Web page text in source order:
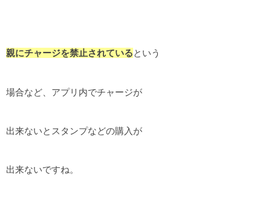
親にチャージを禁止されているという
場合など、アプリ内でチャージが
出来ないとスタンプなどの購入が
出来ないですね。